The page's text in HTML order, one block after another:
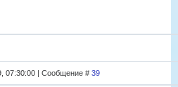
07:30:00 | Сообщение # 39